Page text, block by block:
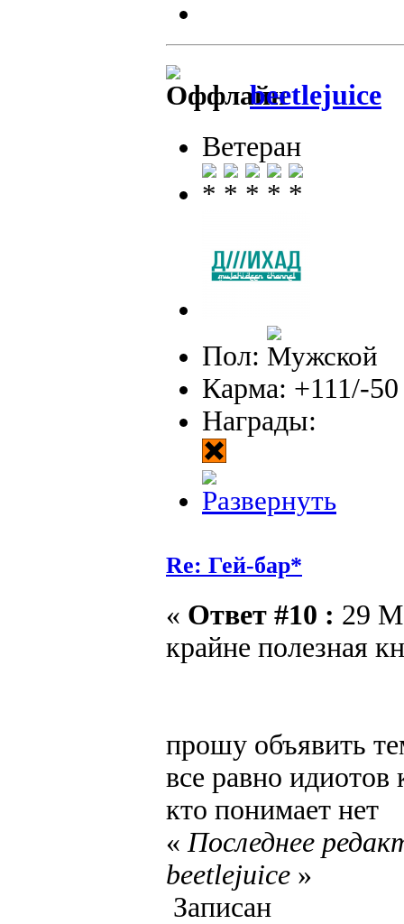
beetlejuice
Ветеран
Пол:
Карма: +111/-50
Награды:
Re: Гей-бар*
« Ответ #10 : 29
крайне полезная
прошу объявить
все равно идиотов
кто понимает нет
« Последнее
beetlejuice »
Записан